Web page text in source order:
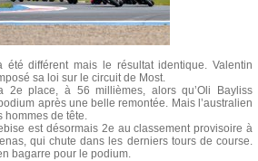
été différent mais le résultat identique. Valentin
sa loi sur le circuit de Most.
2e place, à 56 millièmes, alors qu’Oli Bayliss
après une belle remontée. Mais l’australien
hommes de tête.
est désormais 2e au classement provisoire à
qui chute dans les derniers tours de course.
bagarre pour le podium.